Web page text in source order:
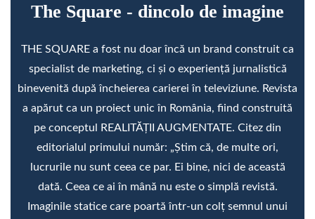
The Square - dincolo de imagine
THE SQUARE a fost nu doar încă un brand construit ca
specialist de marketing, ci și o experiență jurnalistică
binevenită după încheierea carierei în televiziune. Revista
a apărut ca un proiect unic în România, fiind construită
pe conceptul REALITĂŢII AUGMENTATE. Citez din
editorialul primului număr: „Știm că, de multe ori,
lucrurile nu sunt ceea ce par. Ei bine, nici de această
dată. Ceea ce ai în mână nu este o simplă revistă.
Imaginile statice care poartă într-un colţ semnul unui